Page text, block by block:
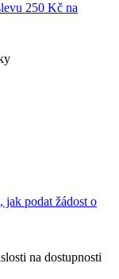
250 Kč na
jak podat žádost o
na dostupnosti